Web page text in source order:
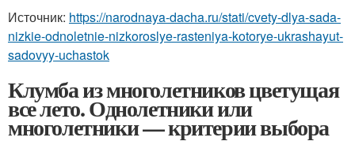
Источник: https://narodnaya-dacha.ru/stati/cvety-dlya-sada-
nizkie-odnoletnie-nizkoroslye-rasteniya-kotorye-ukrashayut-
sadovyy-uchastok
Клумба из многолетников цветущая
все лето. Однолетники или
многолетники — критерии выбора